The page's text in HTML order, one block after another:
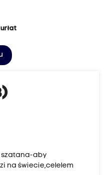
szatana-aby
na świecie,celelem